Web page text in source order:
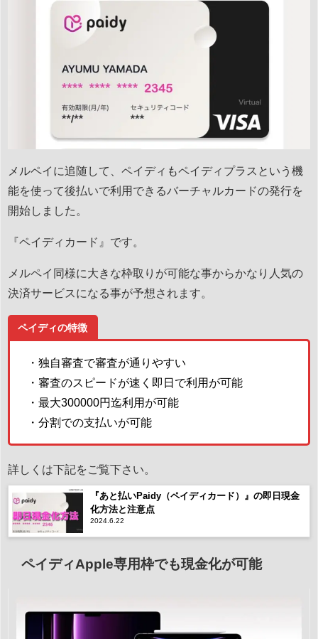
メルペイに追随して、ペイディもペイディプラスという機
能を使って後払いで利用できるバーチャルカードの発行を
開始しました。
『ペイディカード』です。
メルペイ同様に大きな枠取りが可能な事からかなり人気の
決済サービスになる事が予想されます。
ペイディの特徴
・独自審査で審査が通りやすい
・審査のスピードが速く即日で利用が可能
・最大300000円迄利用が可能
・分割での支払いが可能
詳しくは下記をご覧下さい。
『あと払いPaidy（ペイディカード）』の即日現金
化方法と注意点
2024.6.22
ペイディApple専用枠でも現金化が可能